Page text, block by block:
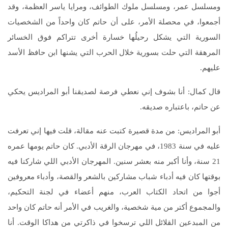
ومسلسل عمر، ومسلسل ملوك الطوائف، ومرايا ياسر العظمة، وقد
أجمعوا، في محصلة الأمر، على أن حاتم كان واحداً من الشخصيات
السورية التي يشكل رحيلُها خسارة أخرى تتراكم فوق الخسائر
المرهقة التي حلت بسورية خلال الحرب التي يشنها ابن حافظ الأسد
عليهم.
قال كمال: أنا بشوف إني نعطي فرصة لصديقنا أبو المراديس يحكي
عن حاتم، باعتباره صديقه.
أبو المراديس: من مدة قصيرة كتبت عنه مقالة، قلت فيها إني تعرفت
عليه في سنة 1983، في مهرجان الرقة الأدبي. كان حاتم يومها عمره
21 سنة، وأنا أكبر منه بعشر سنين. المهرجان الأدبي اللي شاركنا فيه
بوقتها كان فيه أدباء شباب مشاركين بالشعر والقصة، وأدباء معروفين
أجوا من اتحاد الكتاب العرب، منهم أعضاء في لجنة التحكيم،
والمجموع أكتر من مية شخصية، والغريب في الأمر أنه حاتم كان واحد
من المبدعين القلائل اللي ترسخوا في ذاكرتي من هداكا الوقت. أنا